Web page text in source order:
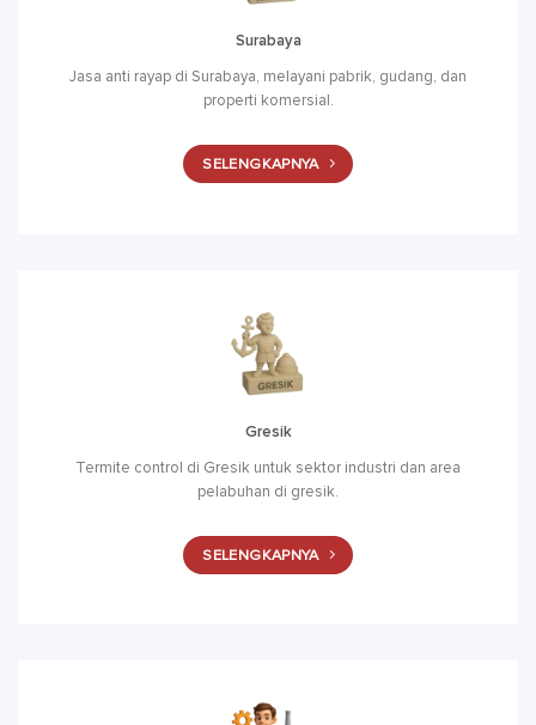
Surabaya
Jasa anti rayap di Surabaya, melayani pabrik, gudang, dan
properti komersial.
SELENGKAPNYA
Gresik
Termite control di Gresik untuk sektor industri dan area
pelabuhan di gresik.
SELENGKAPNYA